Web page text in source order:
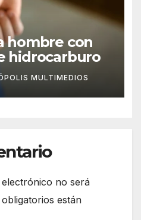
hombre con
hidrocarburo
MULTIMEDIOS
no será
están